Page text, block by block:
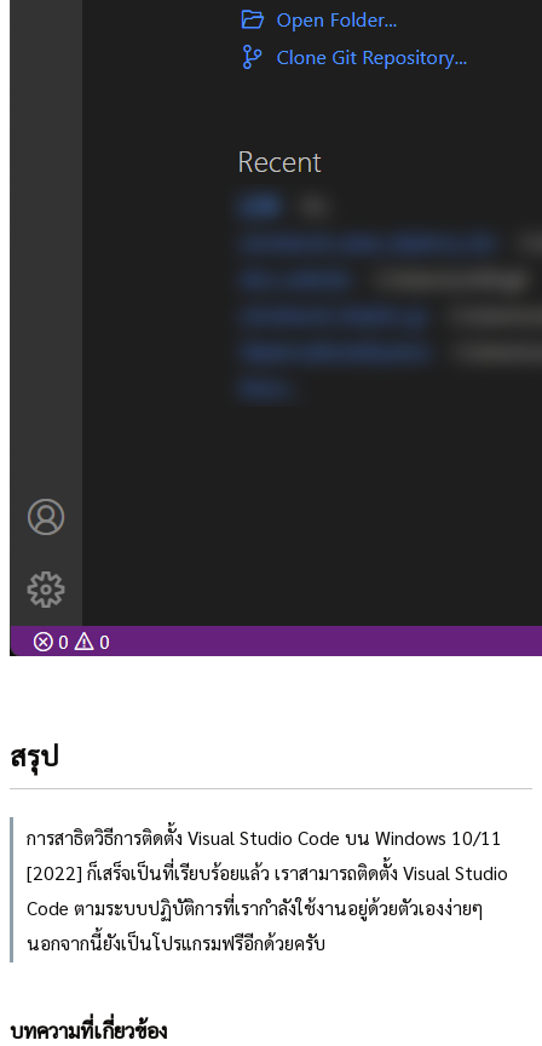
สรุป
การสาธิตวิธีการติดตั้ง Visual Studio Code บน Windows 10/11
[2022] ก็เสร็จเป็นที่เรียบร้อยแล้ว เราสามารถติดตั้ง Visual Studio
Code ตามระบบปฏิบัติการที่เรากำลังใช้งานอยู่ด้วยตัวเองง่ายๆ
นอกจากนี้ยังเป็นโปรแกรมฟรีอีกด้วยครับ
บทความที่เกี่ยวข้อง